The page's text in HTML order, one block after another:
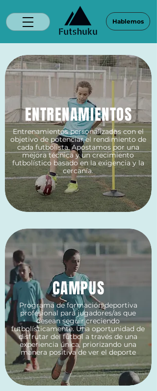
Hablemos
Entrenamientos personalizados con el
objetivo de potenciar el rendimiento de
cada futbolista. Apostamos por una
mejora técnica y un crecimiento
futbolístico basado en la exigencia y la
cercanía.
ENTRENAMIENTOS
Programa de formación deportiva
profesional para jugadores/as que
desean seguir creciendo
futbolísticamente. Una oportunidad de
disfrutar del fútbol a través de una
experiencia única, priorizando una
manera positiva de ver el deporte
CAMPUS